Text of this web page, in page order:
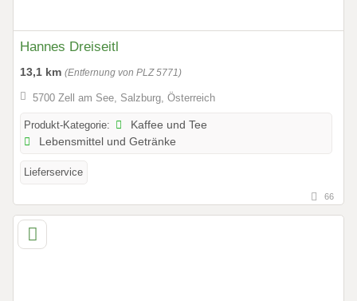
Hannes Dreiseitl
13,1 km (Entfernung von PLZ 5771)
5700 Zell am See, Salzburg, Österreich
Produkt-Kategorie:
Kaffee und Tee
Lebensmittel und Getränke
Lieferservice
66